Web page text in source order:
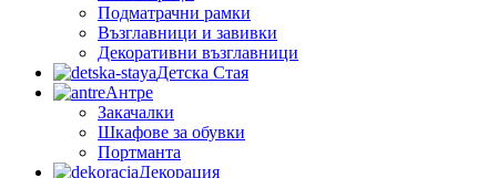
Подматрачни рамки
Възглавници и завивки
Декоративни възглавници
Детска Стая
Антре
Закачалки
Шкафове за обувки
Портманта
Декорация